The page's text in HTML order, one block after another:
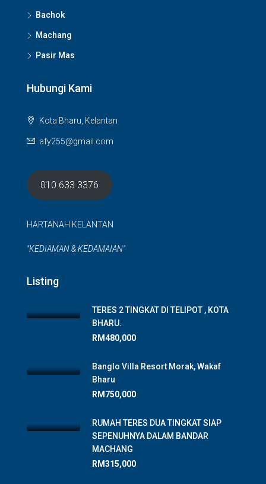
Bachok
Machang
Pasir Mas
Hubungi Kami
Kota Bharu, Kelantan
afy255@gmail.com
010 633 3376
HARTANAH KELANTAN
"KEDIAMAN & KEDAMAIAN"
Listing
TERES 2 TINGKAT DI TELIPOT , KOTA
BHARU.
RM480,000
Banglo Villa Resort Morak, Wakaf
Bharu
RM750,000
RUMAH TERES DUA TINGKAT SIAP
SEPENUHNYA DALAM BANDAR
MACHANG
RM315,000